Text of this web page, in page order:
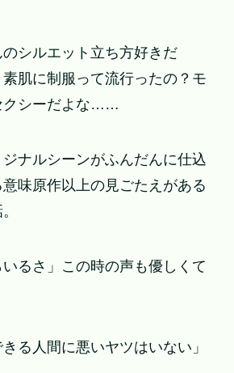
シルエット立ち方好きだ
肌に制服って流行ったの？モ
クシーだよな……
ナルシーンがふんだんに仕込
味原作以上の見ごたえがある
るさ」この時の声も優しくて
きる人間に悪いヤツはいない」